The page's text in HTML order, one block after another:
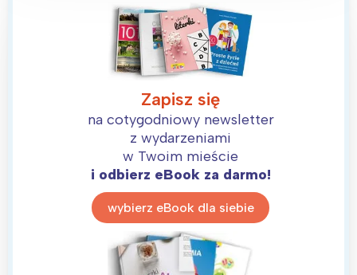
Zapisz się
na cotygodniowy newsletter
z wydarzeniami
w Twoim mieście
i odbierz eBook za darmo!
wybierz eBook dla siebie
Interesują mnie wydarzenia z
tego regionu:
Warszawa
Trójmiasto
Wrocław
Śląsk
Kraków
Południe
Północ
Wszystkie